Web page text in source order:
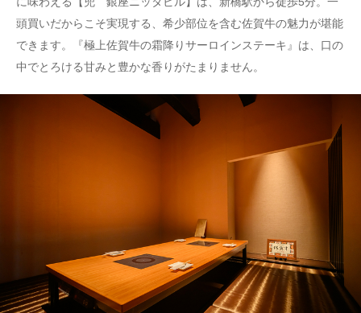
頭買いだからこそ実現する、希少部位を含む佐賀牛の魅力が堪能
できます。『極上佐賀牛の霜降りサーロインステーキ』は、口の
中でとろける甘みと豊かな香りがたまりません。